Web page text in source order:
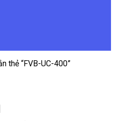
thẻ “FVB-UC-400”